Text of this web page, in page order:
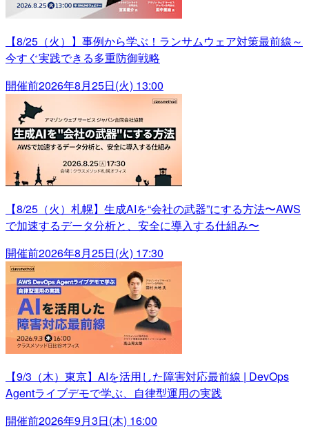
【8/25（火）】事例から学ぶ！ランサムウェア対策最前線～
今すぐ実践できる多重防御戦略
開催前2026年8月25日(火) 13:00
【8/25（火）札幌】生成AIを“会社の武器”にする方法〜AWS
で加速するデータ分析と、安全に導入する仕組み〜
開催前2026年8月25日(火) 17:30
【9/3（木）東京】AIを活用した障害対応最前線 | DevOps
Agentライブデモで学ぶ、自律型運用の実践
開催前2026年9月3日(木) 16:00